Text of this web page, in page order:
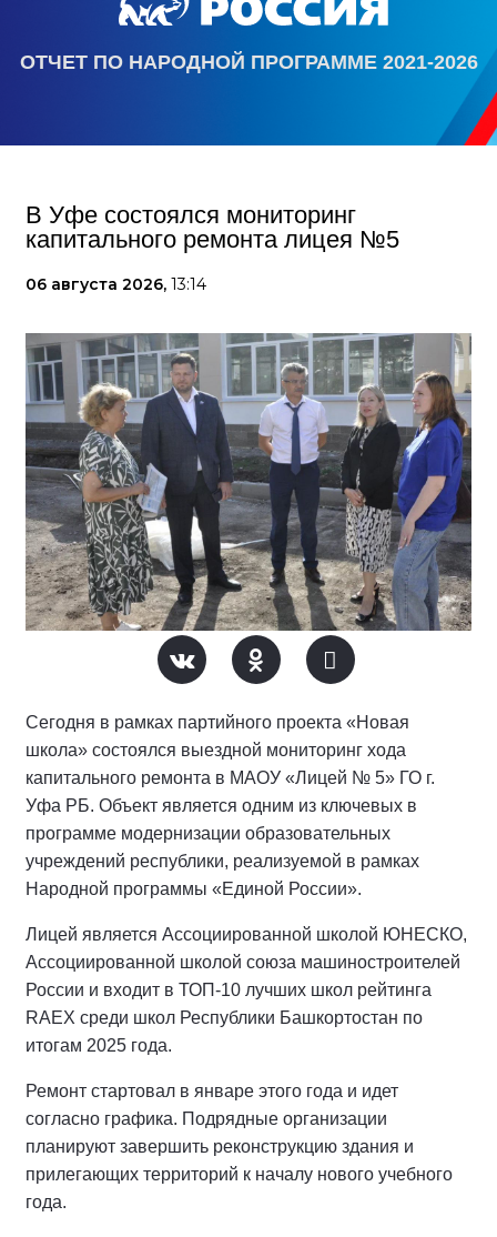
ОТЧЕТ ПО НАРОДНОЙ ПРОГРАММЕ 2021-2026
В Уфе состоялся мониторинг
капитального ремонта лицея №5
06 августа 2026, 13:14
Сегодня в рамках партийного проекта «Новая
школа» состоялся выездной мониторинг хода
капитального ремонта в МАОУ «Лицей № 5» ГО г.
Уфа РБ. Объект является одним из ключевых в
программе модернизации образовательных
учреждений республики, реализуемой в рамках
Народной программы «Единой России».
Лицей является Ассоциированной школой ЮНЕСКО,
Ассоциированной школой союза машиностроителей
России и входит в ТОП-10 лучших школ рейтинга
RAEX среди школ Республики Башкортостан по
итогам 2025 года.
Ремонт стартовал в январе этого года и идет
согласно графика. Подрядные организации
планируют завершить реконструкцию здания и
прилегающих территорий к началу нового учебного
года.